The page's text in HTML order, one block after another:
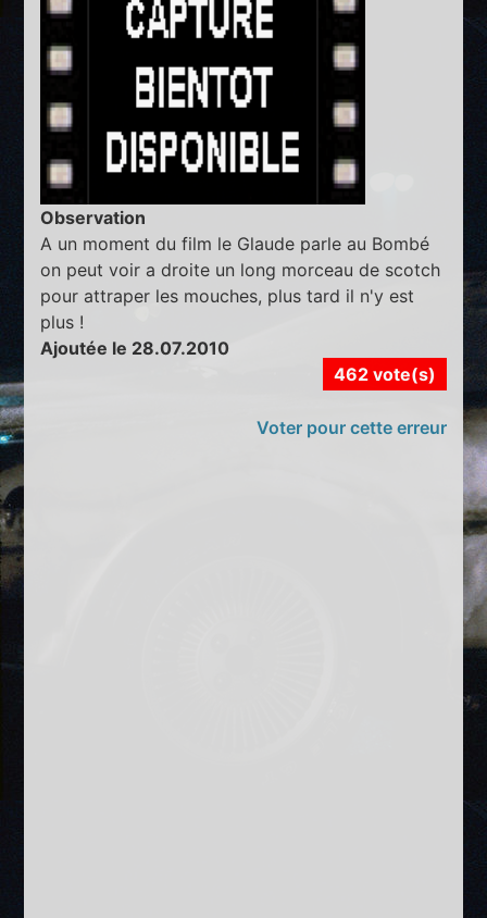
Observation
A un moment du film le Glaude parle au Bombé
on peut voir a droite un long morceau de scotch
pour attraper les mouches, plus tard il n'y est
plus !
Ajoutée le 28.07.2010
462 vote(s)
Voter pour cette erreur